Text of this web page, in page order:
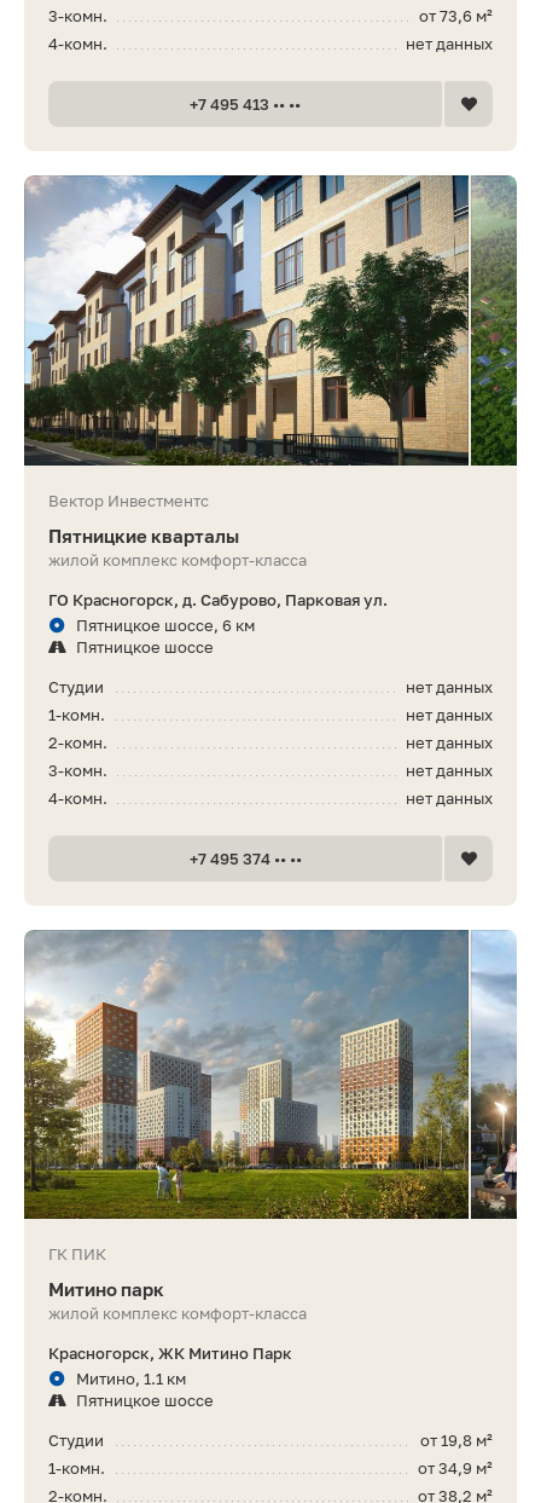
от 73,6 м²
3-комн.
нет данных
4-комн.
+7 495 413 •• ••
Вектор Инвестментс
Пятницкие кварталы
жилой комплекс комфорт-класса
ГО Красногорск, д. Сабурово, Парковая ул.
Пятницкое шоссе, 6 км
Пятницкое шоссе
нет данных
Студии
нет данных
1-комн.
нет данных
2-комн.
нет данных
3-комн.
нет данных
4-комн.
+7 495 374 •• ••
ГК ПИК
Митино парк
жилой комплекс комфорт-класса
Красногорск, ЖК Митино Парк
Митино, 1.1 км
Пятницкое шоссе
от 19,8 м²
Студии
от 34,9 м²
1-комн.
от 38,2 м²
2-комн.